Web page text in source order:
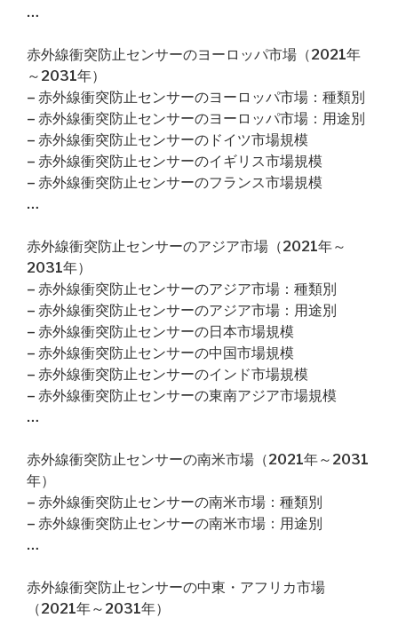
…
赤外線衝突防止センサーのヨーロッパ市場（2021年
～2031年）
– 赤外線衝突防止センサーのヨーロッパ市場：種類別
– 赤外線衝突防止センサーのヨーロッパ市場：用途別
– 赤外線衝突防止センサーのドイツ市場規模
– 赤外線衝突防止センサーのイギリス市場規模
– 赤外線衝突防止センサーのフランス市場規模
…
赤外線衝突防止センサーのアジア市場（2021年～
2031年）
– 赤外線衝突防止センサーのアジア市場：種類別
– 赤外線衝突防止センサーのアジア市場：用途別
– 赤外線衝突防止センサーの日本市場規模
– 赤外線衝突防止センサーの中国市場規模
– 赤外線衝突防止センサーのインド市場規模
– 赤外線衝突防止センサーの東南アジア市場規模
…
赤外線衝突防止センサーの南米市場（2021年～2031
年）
– 赤外線衝突防止センサーの南米市場：種類別
– 赤外線衝突防止センサーの南米市場：用途別
…
赤外線衝突防止センサーの中東・アフリカ市場
（2021年～2031年）